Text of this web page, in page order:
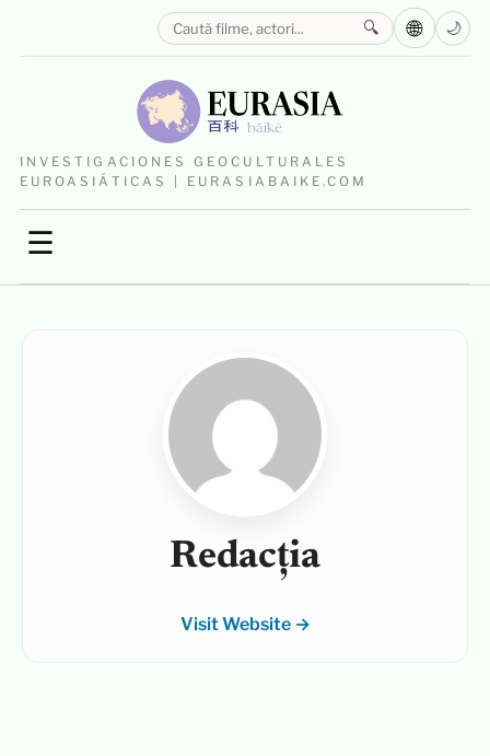
INVESTIGACIONES GEOCULTURALES
EUROASIÁTICAS | EURASIABAIKE.COM
☰
🔍 🌐 🌙
Redacția
Visit Website →